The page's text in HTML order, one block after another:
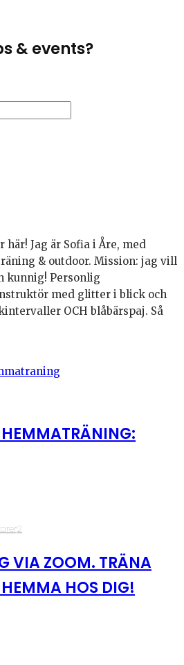
& events?
här! Jag är Sofia i Åre, med
& outdoor. Mission: jag vill
kunnig! Personlig
med glitter i blick och
OCH blåbärspaj. Så
·2
VIA ZOOM. TRÄNA
HOS DIG!